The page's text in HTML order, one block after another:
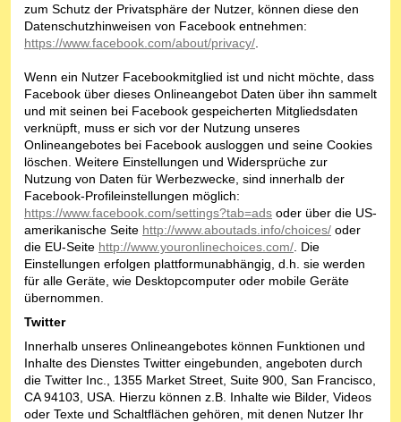
zum Schutz der Privatsphäre der Nutzer, können diese den
Datenschutzhinweisen von Facebook entnehmen:
https://www.facebook.com/about/privacy/
Wenn ein Nutzer Facebookmitglied ist und nicht möchte, dass
Facebook über dieses Onlineangebot Daten über ihn sammelt
und mit seinen bei Facebook gespeicherten Mitgliedsdaten
verknüpft, muss er sich vor der Nutzung unseres
Onlineangebotes bei Facebook ausloggen und seine Cookies
löschen. Weitere Einstellungen und Widersprüche zur
Nutzung von Daten für Werbezwecke, sind innerhalb der
Facebook-Profileinstellungen möglich:
https://www.facebook.com/settings?tab=ads oder über die US-
amerikanische Seite http://www.aboutads.info/choices/ oder
die EU-Seite http://www.youronlinechoices.com/ . Die
Einstellungen erfolgen plattformunabhängig, d.h. sie werden
für alle Geräte, wie Desktopcomputer oder mobile Geräte
übernommen.
Twitter
Innerhalb unseres Onlineangebotes können Funktionen und
Inhalte des Dienstes Twitter eingebunden, angeboten durch
die Twitter Inc., 1355 Market Street, Suite 900, San Francisco,
CA 94103, USA. Hierzu können z.B. Inhalte wie Bilder, Videos
oder Texte und Schaltflächen gehören, mit denen Nutzer Ihr